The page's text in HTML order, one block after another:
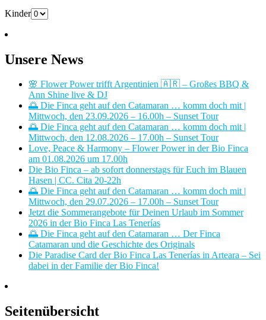
Kinder
Unsere News
🌸 Flower Power trifft Argentinien 🇦🇷 – Großes BBQ &
Ann Shine live & DJ
🌅 Die Finca geht auf den Catamaran … komm doch mit |
Mittwoch, den 23.09.2026 – 16.00h – Sunset Tour
🌅 Die Finca geht auf den Catamaran … komm doch mit |
Mittwoch, den 12.08.2026 – 17.00h – Sunset Tour
Love, Peace & Harmony – Flower Power in der Bio Finca
am 01.08.2026 um 17.00h
Die Bio Finca – ab sofort donnerstags für Euch im Blauen
Hasen | CC. Cita 20-22h
🌅 Die Finca geht auf den Catamaran … komm doch mit |
Mittwoch, den 29.07.2026 – 17.00h – Sunset Tour
Jetzt die Sommerangebote für Deinen Urlaub im Sommer
2026 in der Bio Finca Las Tenerías
🌅 Die Finca geht auf den Catamaran … Der Finca
Catamaran und die Geschichte des Originals
Die Paradise Card der Bio Finca Las Tenerías in Arteara – Sei
dabei in der Familie der Bio Finca!
Seitenübersicht